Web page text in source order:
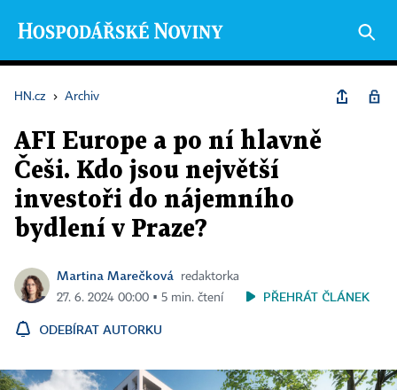
HN.cz › Archiv
AFI Europe a po ní hlavně
Češi. Kdo jsou největší
investoři do nájemního
bydlení v Praze?
Martina Marečková
redaktorka
27. 6. 2024 00:00 ▪ 5 min. čtení
PŘEHRÁT ČLÁNEK
ODEBÍRAT AUTORKU